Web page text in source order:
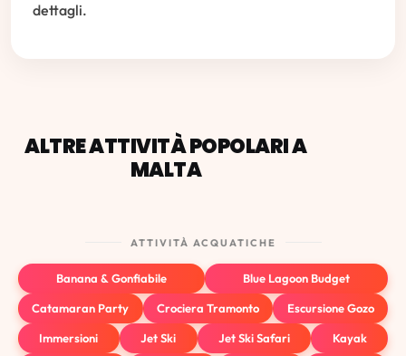
dettagli.
ALTRE ATTIVITÀ POPOLARI A
MALTA
ATTIVITÀ ACQUATICHE
Banana & Gonfiabile Blue Lagoon Budget
Catamaran Party Crociera Tramonto Escursione Gozo
Immersioni Jet Ski Jet Ski Safari Kayak